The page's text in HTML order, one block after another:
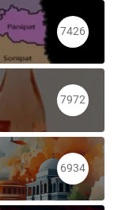
7426
7972
6934